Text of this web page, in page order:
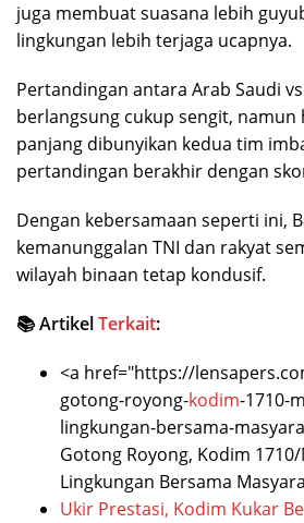
juga membuat suasana lebih
lingkungan lebih terjaga ucapnya.
Pertandingan antara Arab Saudi
berlangsung cukup sengit, namun
panjang dibunyikan kedua tim
pertandingan berakhir dengan
Dengan kebersamaan seperti ini,
kemanunggalan TNI dan rakyat
wilayah binaan tetap kondusif.
📚 ArtikelTerkait:
<a href="https://
gotong-royong-kodim-1710-
lingkungan-bersama-
Gotong Royong, Kodim
Lingkungan Bersama
Ukir Prestasi, Kodim Kukar